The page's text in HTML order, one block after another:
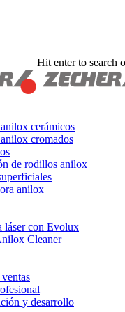
Hit enter to search
cerámicos
cromados
de rodillos anilox
anilox
láser con Evolux
Cleaner
y desarrollo